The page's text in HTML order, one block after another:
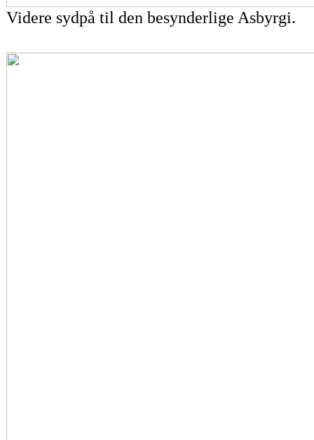
Videre sydpå til den besynderlige Asbyrgi.